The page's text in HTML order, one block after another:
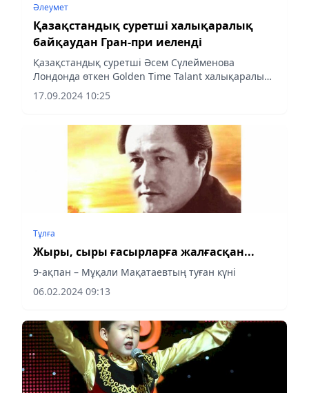
Әлеумет
Қазақстандық суретші халықаралық
байқаудан Гран-при иеленді
Қазақстандық суретші Әсем Сүлейменова
Лондонда өткен Golden Time Talant халықаралық
байқауында Гран-при иеленді. Конкурсқа әлемнің
түкпір-түкпірінен барлығы 100-ден астам
17.09.2024 10:25
Тұлға
Жыры, сыры ғасырларға жалғасқан...
9-ақпан – Мұқали Мақатаевтың туған күні
06.02.2024 09:13